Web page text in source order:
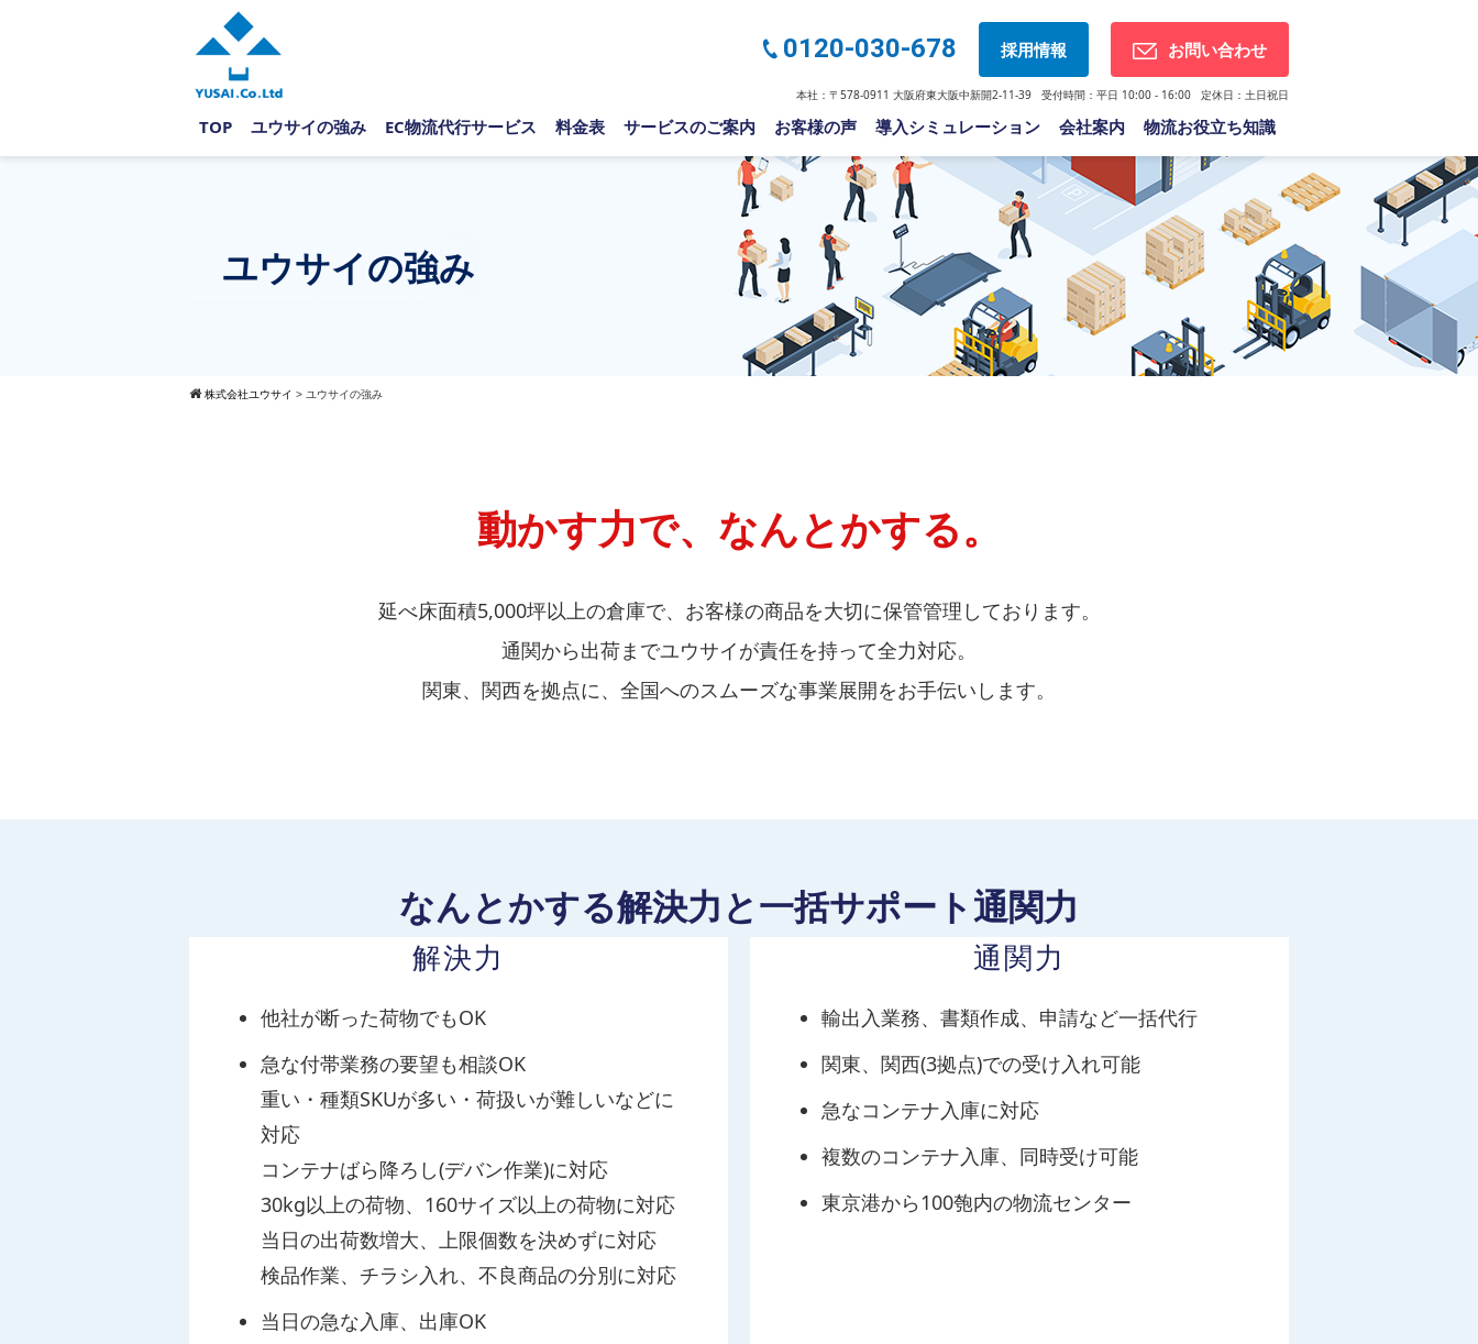
0120-030-678 採用情報 お問い合わせ
本社：〒578-0911 大阪府東大阪中新開2-11-39 受付時間：平日 10:00 - 16:00 定休日：土日祝日
TOP ユウサイの強み EC物流代行サービス 料金表 サービスのご案内 お客様の声 導入シミュレーション 会社案内 物流お役立ち知識
ユウサイの強み
株式会社ユウサイ > ユウサイの強み
動かす力で、なんとかする。
延べ床面積5,000坪以上の倉庫で、お客様の商品を大切に保管管理しております。
通関から出荷までユウサイが責任を持って全力対応。
関東、関西を拠点に、全国へのスムーズな事業展開をお手伝いします。
なんとかする解決力と一括サポート通関力
解決力
他社が断った荷物でもOK
急な付帯業務の要望も相談OK
重い・種類SKUが多い・荷扱いが難しいなどに
対応
コンテナばら降ろし(デバン作業)に対応
30kg以上の荷物、160サイズ以上の荷物に対応
当日の出荷数増大、上限個数を決めずに対応
検品作業、チラシ入れ、不良商品の分別に対応
当日の急な入庫、出庫OK
通関力
輸出入業務、書類作成、申請など一括代行
関東、関⻄(3拠点)での受け入れ可能
急なコンテナ入庫に対応
複数のコンテナ入庫、同時受け可能
東京港から100匏内の物流センター